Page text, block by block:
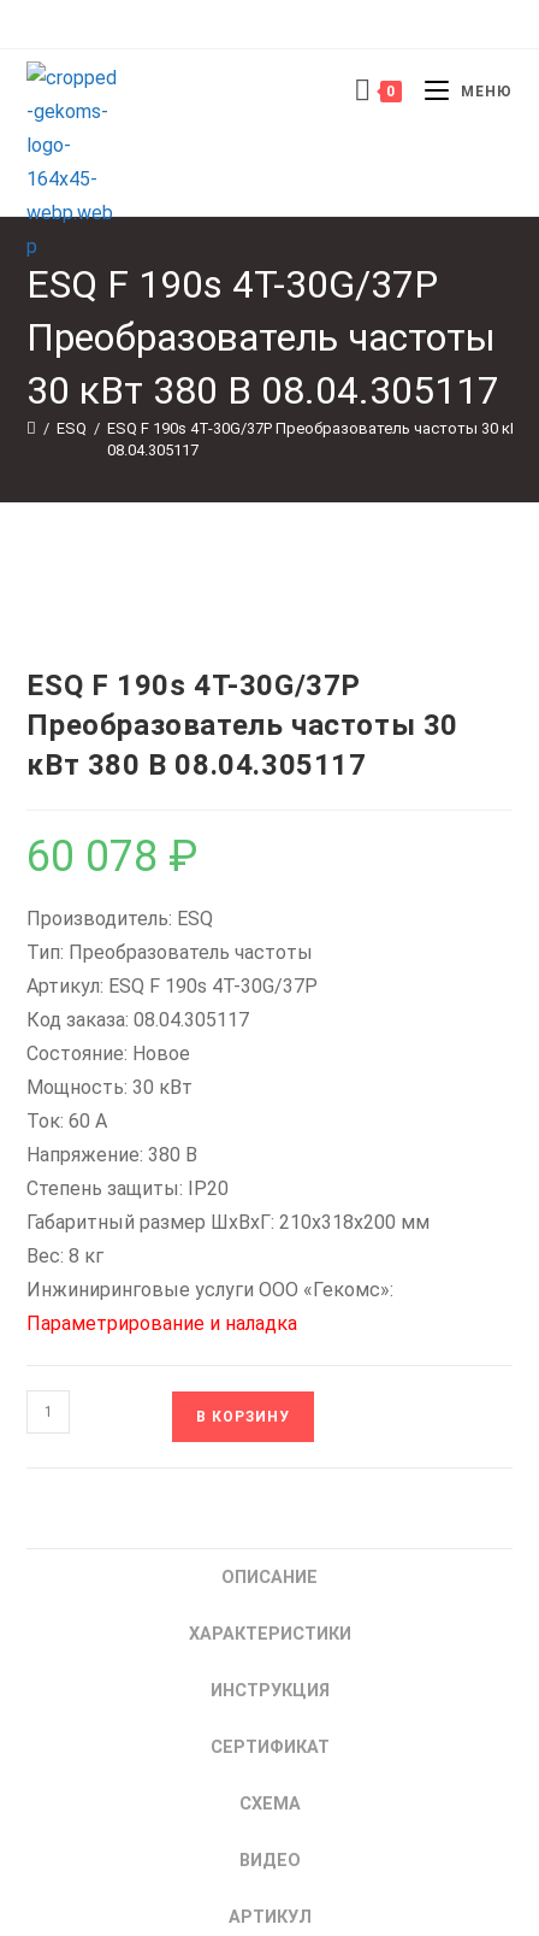
содержимому
0 МЕНЮ
ESQ F 190s 4T-30G/37P
Преобразователь частоты
30 кВт 380 В 08.04.305117
/ ESQ / ESQ F 190s 4T-30G/37P Преобразователь частоты 30 кВт
08.04.305117
ESQ F 190s 4T-30G/37P
Преобразователь частоты 30
кВт 380 В 08.04.305117
60 078 ₽
Производитель: ESQ
Тип: Преобразователь частоты
Артикул: ESQ F 190s 4T-30G/37P
Код заказа: 08.04.305117
Состояние: Новое
Мощность: 30 кВт
Ток: 60 А
Напряжение: 380 В
Степень защиты: IP20
Габаритный размер ШхВхГ: 210x318x200 мм
Вес: 8 кг
Инжиниринговые услуги ООО «Гекомс»:
Параметрирование и наладка
Количество
товара
В КОРЗИНУ
ОПИСАНИЕ
ХАРАКТЕРИСТИКИ
ИНСТРУКЦИЯ
СЕРТИФИКАТ
СХЕМА
ВИДЕО
АРТИКУЛ